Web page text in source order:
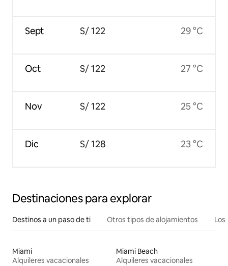
Sept
Oct
Nov
Dic
S/ 122
S/ 122
S/ 122
S/ 128
29 °C
27 °C
25 °C
23 °C
Destinaciones para explorar
Destinos a un paso de ti Otros tipos de alojamientos
Miami
Alquileres vacacionales
Miami Beach
Alquileres vacacionales